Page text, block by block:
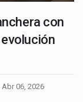
con
Abr 06, 2026